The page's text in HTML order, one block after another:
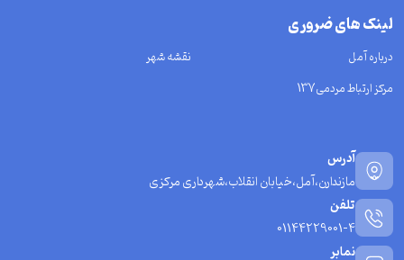
لینک های ضروری
درباره آمل
نقشه شهر
مرکز ارتباط مردمی137
آدرس
مازندارن،آمل،خیابان انقلاب،شهرداری مرکزی
تلفن
01144229001-4
نمابر